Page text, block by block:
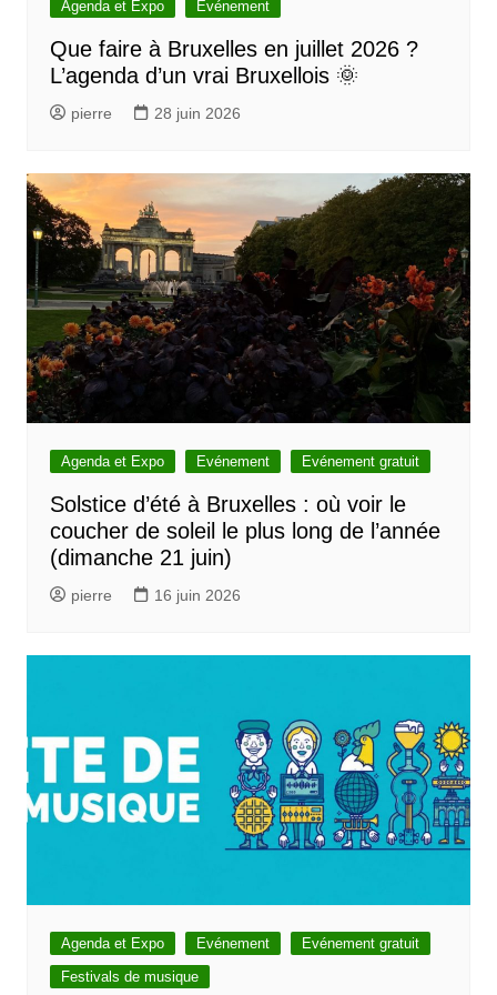
i
c
e
Agenda et Expo Evénement
Que faire à Bruxelles en juillet 2026 ?
L’agenda d’un vrai Bruxellois 🌞
pierre 28 juin 2026
Agenda et Expo Evénement Evénement gratuit
Solstice d’été à Bruxelles : où voir le
coucher de soleil le plus long de l’année
(dimanche 21 juin)
pierre 16 juin 2026
Agenda et Expo Evénement
Evénement gratuit
Festivals de musique